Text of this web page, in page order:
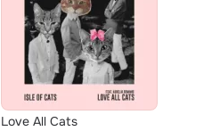
Love All Cats